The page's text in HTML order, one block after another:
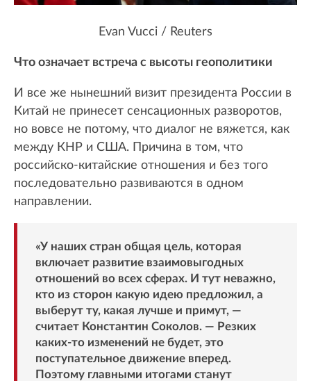
Evan Vucci / Reuters
Что означает встреча с высоты геополитики
И все же нынешний визит президента России в
Китай не принесет сенсационных разворотов,
но вовсе не потому, что диалог не вяжется, как
между КНР и США. Причина в том, что
российско-китайские отношения и без того
последовательно развиваются в одном
направлении.
«У наших стран общая цель, которая
включает развитие взаимовыгодных
отношений во всех сферах. И тут неважно,
кто из сторон какую идею предложил, а
выберут ту, какая лучше и примут, —
считает Константин Соколов. — Резких
каких-то изменений не будет, это
поступательное движение вперед.
Поэтому главными итогами станут